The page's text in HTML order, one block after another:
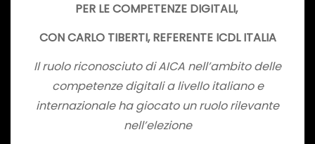
PER LE COMPETENZE DIGITALI,
CON CARLO TIBERTI, REFERENTE ICDL ITALIA
Il ruolo riconosciuto di AICA nell’ambito delle
competenze digitali a livello italiano e
internazionale ha giocato un ruolo rilevante
nell’elezione